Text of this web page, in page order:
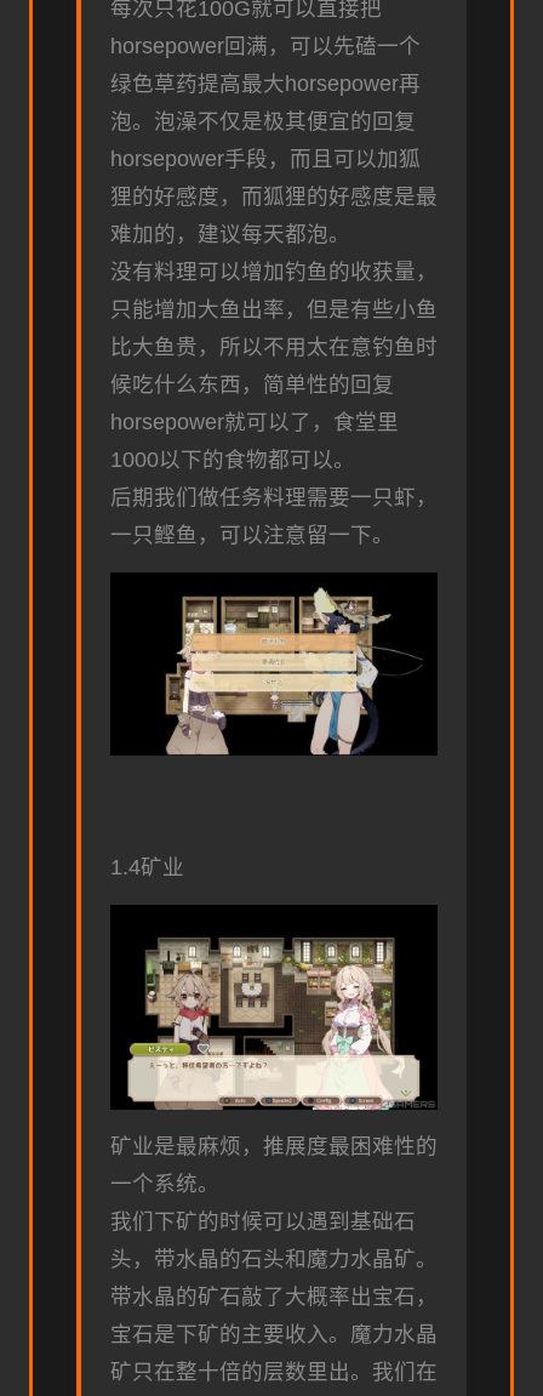
每次只花100G就可以直接把
horsepower回满，可以先磕一个
绿色草药提高最大horsepower再
泡。泡澡不仅是极其便宜的回复
horsepower手段，而且可以加狐
狸的好感度，而狐狸的好感度是最
难加的，建议每天都泡。
没有料理可以增加钓鱼的收获量，
只能增加大鱼出率，但是有些小鱼
比大鱼贵，所以不用太在意钓鱼时
候吃什么东西，简单性的回复
horsepower就可以了，食堂里
1000以下的食物都可以。
后期我们做任务料理需要一只虾，
一只鲣鱼，可以注意留一下。
1.4矿业
矿业是最麻烦，推展度最困难性的
一个系统。
我们下矿的时候可以遇到基础石
头，带水晶的石头和魔力水晶矿。
带水晶的矿石敲了大概率出宝石，
宝石是下矿的主要收入。魔力水晶
矿只在整十倍的层数里出。我们在